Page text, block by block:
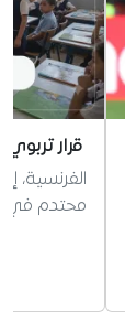
قرار
الفرنسية،
محتدم في